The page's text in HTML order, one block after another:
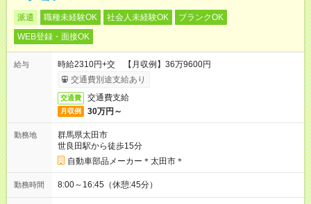
派遣 職種未経験OK 社会人未経験OK
ブランクOK
WEB登録・面接OK
給与
時給2310円+交 【月収例】36万9600円
交通費別途支給あり
交通費 交通費支給
月収例 30万円～
勤務地
群馬県太田市
世良田駅から徒歩15分
自動車部品メーカー＊太田市＊
勤務時間 8:00～16:45（休憩:45分）